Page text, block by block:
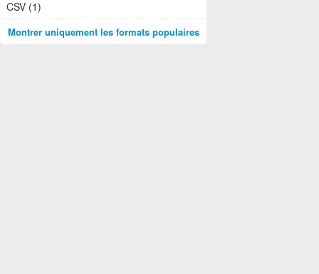
CSV (1)
Montrer uniquement les formats populaires